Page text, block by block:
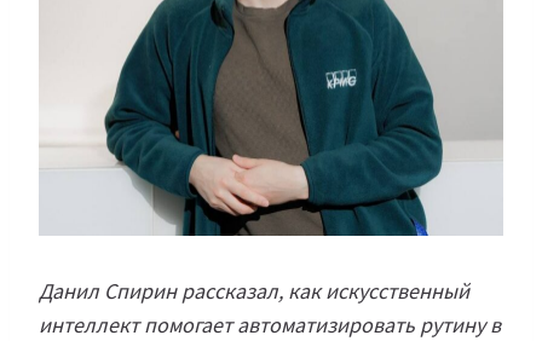
Данил Спирин рассказал, как искусственный
интеллект помогает автоматизировать рутину в